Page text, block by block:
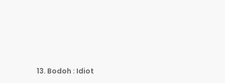
Bodoh : Idiot